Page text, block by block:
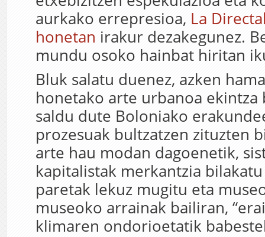
aurkako errepresioa, La
honetan irakur dezakegunez.
mundu osoko hainbat hiritan
Bluk salatu duenez, azken
honetako arte urbanoa ekintza
saldu dute Boloniako
prozesuak bultzatzen zituzten
arte hau modan dagoenetik,
kapitalistak merkantzia
paretak lekuz mugitu eta
museoko arrainak bailiran,
klimaren ondorioetatik